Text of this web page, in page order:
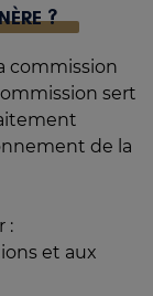
?
commission
sert
de la
:
et aux